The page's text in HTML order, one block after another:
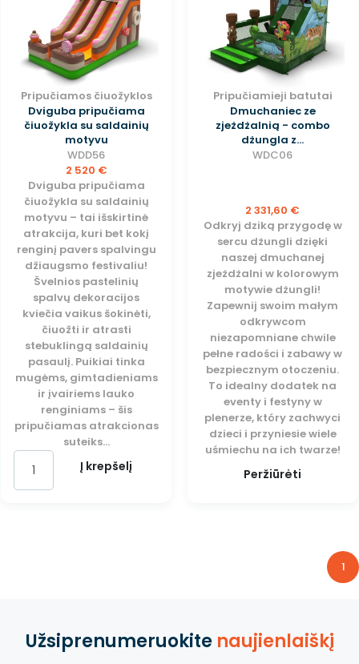
Pripučiamos čiuožyklos
Dviguba pripučiama
čiuožykla su saldainių
motyvu
WDD56
2 520 €
Dviguba pripučiama
čiuožykla su saldainių
motyvu – tai išskirtinė
atrakcija, kuri bet kokį
renginį pavers spalvingu
džiaugsmo festivaliu!
Švelnios pastelinių
spalvų dekoracijos
kviečia vaikus šokinėti,
čiuožti ir atrasti
stebuklingą saldainių
pasaulį. Puikiai tinka
mugėms, gimtadieniams
ir įvairiems lauko
renginiams – šis
pripučiamas atrakcionas
suteiks...
Į krepšelį
Pripučiamieji batutai
Dmuchaniec ze
zjeżdżalnią - combo
dżungla z...
WDC06
2 331,60 €
Odkryj dziką przygodę w
sercu dżungli dzięki
naszej dmuchanej
zjeżdżalni w kolorowym
motywie dżungli!
Zapewnij swoim małym
odkrywcom
niezapomniane chwile
pełne radości i zabawy w
bezpiecznym otoczeniu.
To idealny dodatek na
eventy i festyny w
plenerze, który zachwyci
dzieci i przyniesie wiele
uśmiechu na ich twarze!
Peržiūrėti
1
Užsiprenumeruokite naujienlaiškį